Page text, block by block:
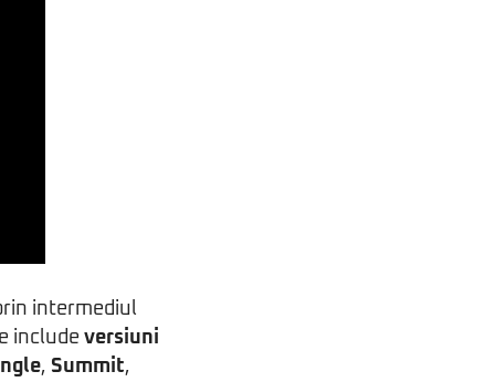
intermediul
include versiuni
, Summit,